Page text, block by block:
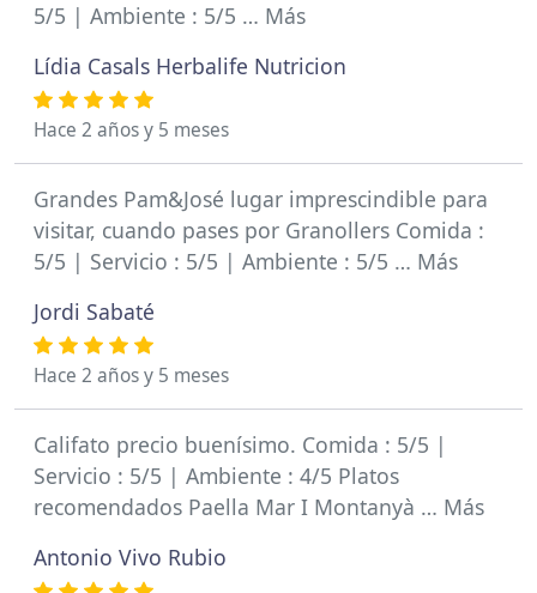
5/5 | Ambiente : 5/5 … Más
Lídia Casals Herbalife Nutricion
Hace 2 años y 5 meses
Grandes Pam&José lugar imprescindible para
visitar, cuando pases por Granollers Comida :
5/5 | Servicio : 5/5 | Ambiente : 5/5 … Más
Jordi Sabaté
Hace 2 años y 5 meses
Califato precio buenísimo. Comida : 5/5 |
Servicio : 5/5 | Ambiente : 4/5 Platos
recomendados Paella Mar I Montanyà … Más
Antonio Vivo Rubio